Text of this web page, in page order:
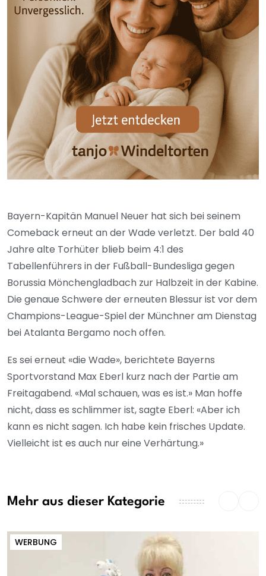
Bayern-Kapitän Manuel Neuer hat sich bei seinem
Comeback erneut an der Wade verletzt. Der bald 40
Jahre alte Torhüter blieb beim 4:1 des
Tabellenführers in der Fußball-Bundesliga gegen
Borussia Mönchengladbach zur Halbzeit in der Kabine.
Die genaue Schwere der erneuten Blessur ist vor dem
Champions-League-Spiel der Münchner am Dienstag
bei Atalanta Bergamo noch offen.
Es sei erneut «die Wade», berichtete Bayerns
Sportvorstand Max Eberl kurz nach der Partie am
Freitagabend. «Mal schauen, was es ist.» Man hoffe
nicht, dass es schlimmer ist, sagte Eberl: «Aber ich
kann es nicht sagen. Ich habe kein frisches Update.
Vielleicht ist es auch nur eine Verhärtung.»
Mehr aus dieser Kategorie
WERBUNG